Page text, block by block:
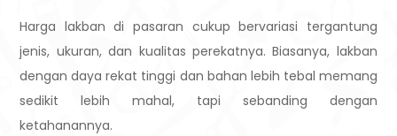
Harga lakban di pasaran cukup bervariasi tergantung
jenis, ukuran, dan kualitas perekatnya. Biasanya, lakban
dengan daya rekat tinggi dan bahan lebih tebal memang
sedikit lebih mahal, tapi sebanding dengan
ketahanannya.